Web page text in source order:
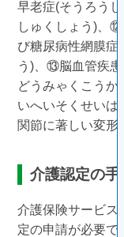
早老症(そうろう
しゅくしょう)、⑫
び糖尿病性網膜症
う)、⑬脳血管疾
どうみゃくこうか
いへいそくせいは
関節に著しい変形
介護認定の手
介護保険サービス
定の申請が必要で